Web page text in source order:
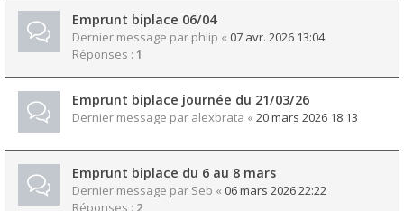
Emprunt biplace 06/04
Dernier message par phlip « 07 avr. 2026 13:04
Réponses : 1
Emprunt biplace journée du 21/03/26
Dernier message par alexbrata « 20 mars 2026 18:13
Emprunt biplace du 6 au 8 mars
Dernier message par Seb « 06 mars 2026 22:22
Réponses : 2